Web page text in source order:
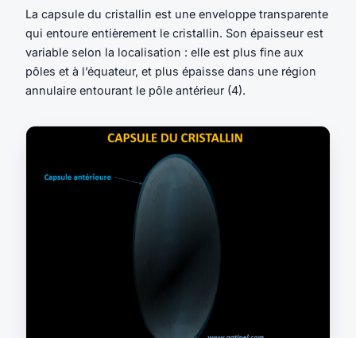
La capsule du cristallin est une enveloppe transparente
qui entoure entièrement le cristallin. Son épaisseur est
variable selon la localisation : elle est plus fine aux
pôles et à l’équateur, et plus épaisse dans une région
annulaire entourant le pôle antérieur (4).